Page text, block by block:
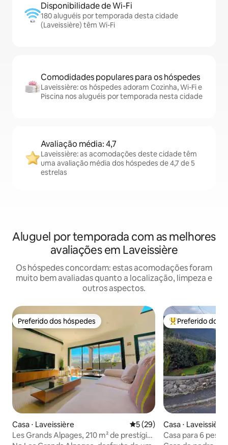
Disponibilidade de Wi-Fi
180 aluguéis por temporada desta cidade
(Laveissière) têm Wi-Fi
Comodidades populares para os hóspedes
Laveissière: os hóspedes adoram Cozinha, Wi-Fi e
Piscina nos aluguéis por temporada nesta cidade
Avaliação média: 4,7
Laveissière: as acomodações deste cidade têm
uma avaliação média dos hóspedes de 4,7 de 5
estrelas
Aluguel por temporada com as melhores
avaliações em Laveissière
Os hóspedes concordam: estas acomodações foram
muito bem avaliadas quanto a localização, limpeza e
outros aspectos.
Preferido dos hóspedes
Preferido dos hóspedes
Casa ⋅ Laveissière 5 de uma avaliação média
5 (29)
Les Grands Alpages, 210 m² de prestígio
Entre os
Preferido dos
Casa ⋅ Laveissière
Casa para 6